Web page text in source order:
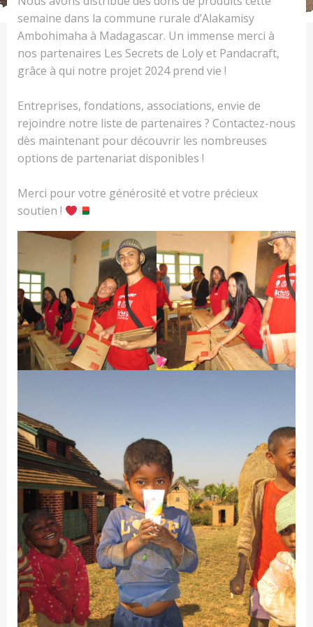
semaine dans la commune rurale d’Alakamisy
Ambohimaha à Madagascar. Un immense merci à
nos partenaires Les Secrets de Loly et Pandacraft,
grâce à qui notre projet 2024 prend vie !
Entreprises, fondations, associations, envie de
rejoindre notre liste de partenaires ? Contactez-nous
dès maintenant pour découvrir les nombreuses
options de partenariat disponibles !
Merci pour votre générosité et votre précieux
soutien !